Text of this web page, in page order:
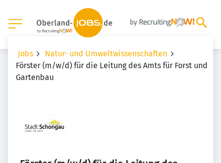
Jobs
Natur- und Umweltwissenschaften
Förster (m/w/d) für die Leitung des Amts für Forst und
Gartenbau